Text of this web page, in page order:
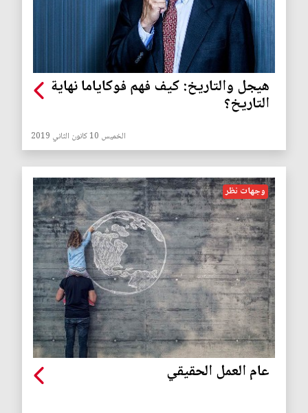
هيجل والتاريخ: كيف فهم فوكاياما نهاية
التاريخ؟
الخميس 10 كانون الثاني 2019
وجهات نظر
عام العمل الحقيقي